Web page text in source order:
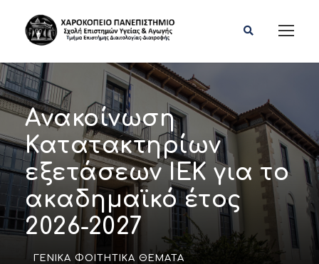
Ανακοίνωση
Κατατακτηρίων
εξετάσεων ΙΕΚ για το
ακαδημαϊκό έτος
2026-2027
ΓΕΝΙΚΆ ΦΟΙΤΗΤΙΚΆ ΘΈΜΑΤΑ